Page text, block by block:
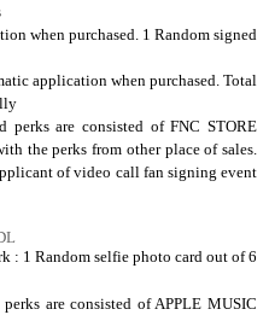
when purchased. 1 Random signed
application when purchased. Total
are consisted of FNC STORE
the perks from other place of sales.
of video call fan signing event
: 1 Random selfie photo card out of 6
are consisted of APPLE MUSIC